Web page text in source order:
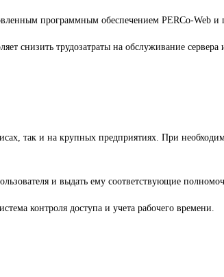
программным обеспечением PERCo-Web и
снизить трудозатраты на обслуживание
так и на крупных предприятиях. При
и выдать ему соответствующие
контроля доступа и учета рабочего времени.